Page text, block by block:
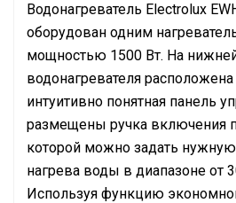
Водонагреватель Electrolux
оборудован одним
мощностью 1500 Вт. На
водонагревателя
интуитивно понятная панель
размещены ручка включения
которой можно задать нужную
нагрева воды в диапазоне от
Используя функцию